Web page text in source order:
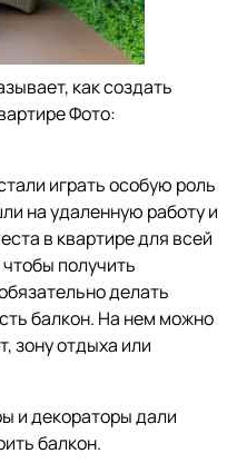
как создать
Фото:
играть особую роль
на удаленную работу и
в квартире для всей
получить
делать
балкон. На нем можно
зону отдыха или
и декораторы дали
балкон.